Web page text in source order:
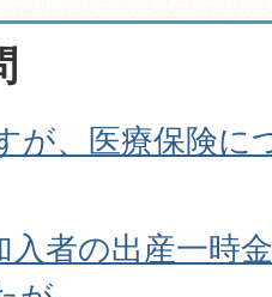
が、医療保険に
入者の出産一時